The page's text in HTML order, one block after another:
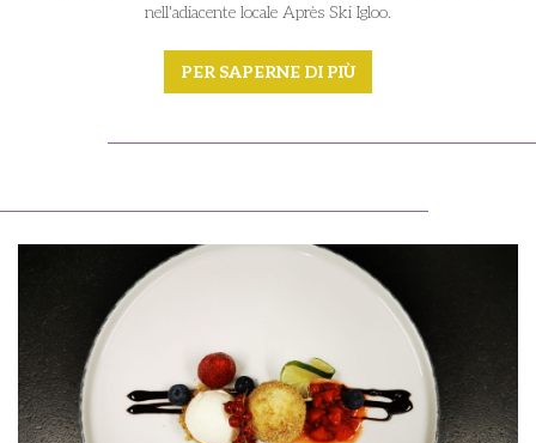
nell'adiacente locale Après Ski Igloo.
PER SAPERNE DI PIÙ